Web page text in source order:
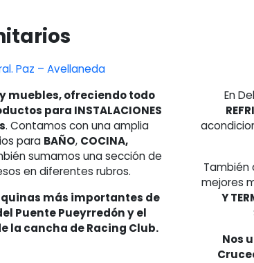
Paz – Avellaneda
y muebles, ofreciendo todo
para INSTALACIONES
. Contamos con una amplia
para BAÑO, COCINA,
sumamos una sección de
en diferentes rubros.
más importantes de
Puente Pueyrredón y el
la cancha de Racing Club.
En
También
mejores
Y
Nos